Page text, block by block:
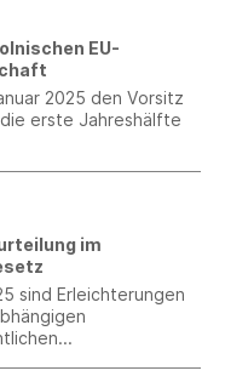
EU-
2025 den Vorsitz
erste Jahreshälfte
im
sind Erleichterungen